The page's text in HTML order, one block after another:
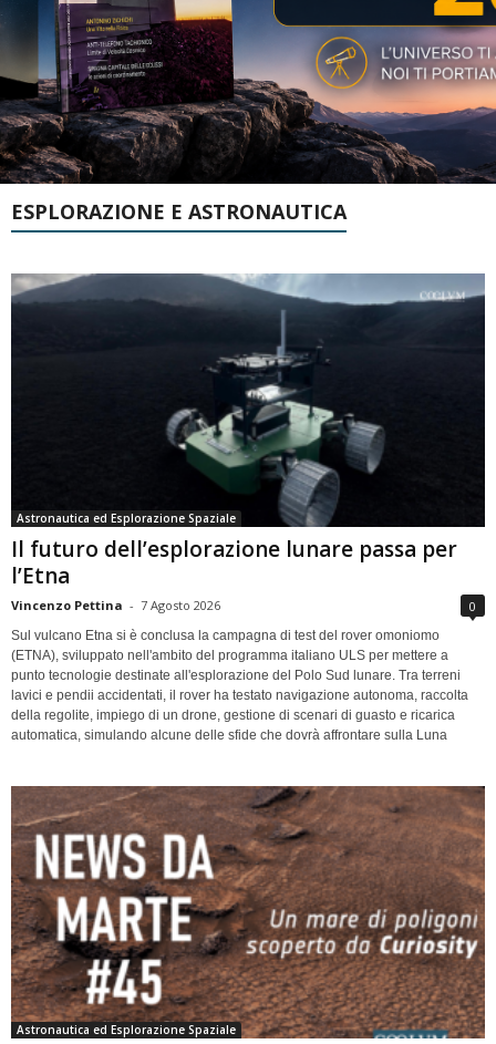
ESPLORAZIONE E ASTRONAUTICA
Astronautica ed Esplorazione Spaziale
Il futuro dell’esplorazione lunare passa per
l’Etna
Vincenzo Pettina - 7 Agosto 2026 0
Sul vulcano Etna si è conclusa la campagna di test del rover omoniomo
(ETNA), sviluppato nell'ambito del programma italiano ULS per mettere a
punto tecnologie destinate all'esplorazione del Polo Sud lunare. Tra terreni
lavici e pendii accidentati, il rover ha testato navigazione autonoma, raccolta
della regolite, impiego di un drone, gestione di scenari di guasto e ricarica
automatica, simulando alcune delle sfide che dovrà affrontare sulla Luna
Astronautica ed Esplorazione Spaziale